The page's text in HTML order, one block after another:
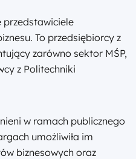
przedstawiciele
To przedsiębiorcy z
zarówno sektor MŚP,
z Politechniki
w ramach publicznego
umożliwiła im
biznesowych oraz